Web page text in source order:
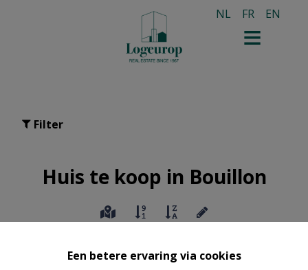
Een betere ervaring via cookies
NL FR EN
Filter
Huis te koop in Bouillon